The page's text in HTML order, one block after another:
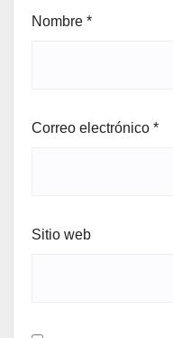
Nombre *
Correo electrónico *
Sitio web